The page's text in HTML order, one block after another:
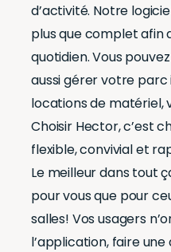
d’activité. Notre
plus que complet afin
quotidien. Vous
aussi gérer votre
locations de matériel,
Choisir Hector, c’est
flexible, convivial et
Le meilleur dans tout
pour vous que pour
salles! Vos usagers
l’application, faire